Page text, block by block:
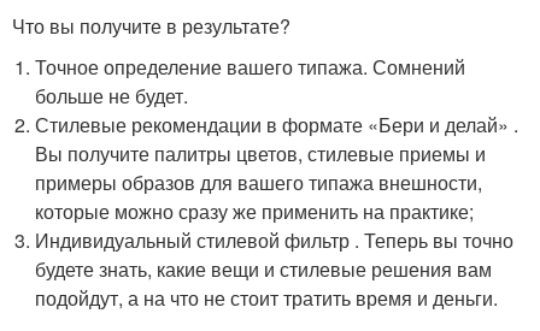
Что вы получите в результате?
Точное определение вашего типажа. Сомнений
больше не будет.
Стилевые рекомендации в формате «Бери и делай» .
Вы получите палитры цветов, стилевые приемы и
примеры образов для вашего типажа внешности,
которые можно сразу же применить на практике;
Индивидуальный стилевой фильтр . Теперь вы точно
будете знать, какие вещи и стилевые решения вам
подойдут, а на что не стоит тратить время и деньги.